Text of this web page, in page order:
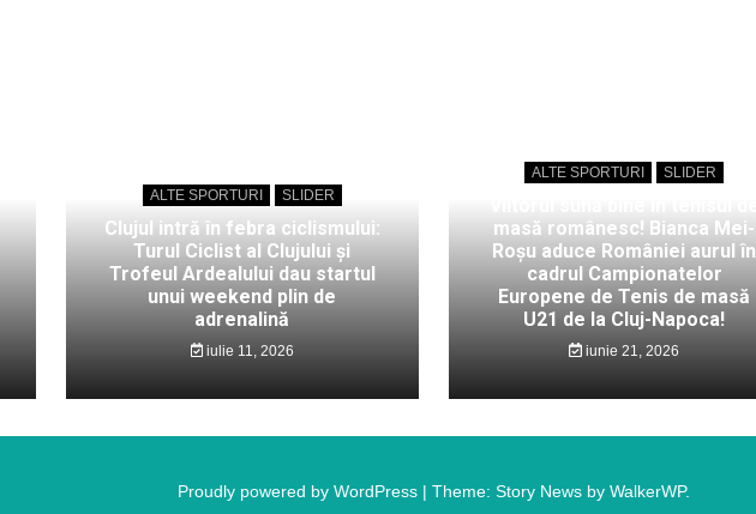
ALTE SPORTURI SLIDER
Clujul intră în febra ciclismului:
Turul Ciclist al Clujului și
Trofeul Ardealului dau startul
unui weekend plin de
adrenalină
iulie 11, 2026
ALTE SPORTURI SLIDER
masă românesc! Bianca Mei-
Roșu aduce României aurul în
cadrul Campionatelor
Europene de Tenis de masă
U21 de la Cluj-Napoca!
iunie 21, 2026
Proudly powered by WordPress | Theme: Story News by WalkerWP.